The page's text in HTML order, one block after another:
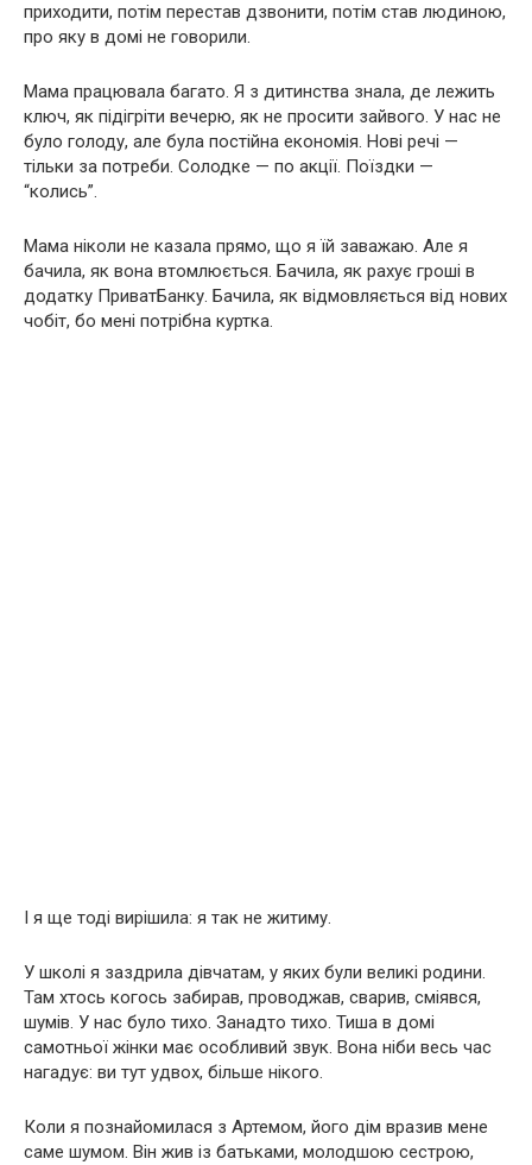
приходити, потім перестав дзвонити, потім став людиною,
про яку в домі не говорили.
Мама працювала багато. Я з дитинства знала, де лежить
ключ, як підігріти вечерю, як не просити зайвого. У нас не
було голоду, але була постійна економія. Нові речі —
тільки за потреби. Солодке — по акції. Поїздки —
“колись”.
Мама ніколи не казала прямо, що я їй заважаю. Але я
бачила, як вона втомлюється. Бачила, як рахує гроші в
додатку ПриватБанку. Бачила, як відмовляється від нових
чобіт, бо мені потрібна куртка.
І я ще тоді вирішила: я так не житиму.
У школі я заздрила дівчатам, у яких були великі родини.
Там хтось когось забирав, проводжав, сварив, сміявся,
шумів. У нас було тихо. Занадто тихо. Тиша в домі
самотньої жінки має особливий звук. Вона ніби весь час
нагадує: ви тут удвох, більше нікого.
Коли я познайомилася з Артемом, його дім вразив мене
саме шумом. Він жив із батьками, молодшою сестрою,